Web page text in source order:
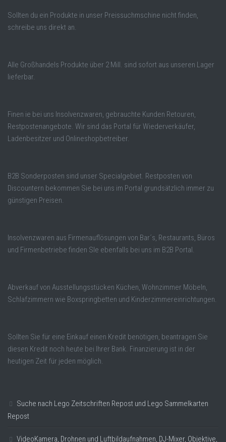
Sollten du ein Produkte in unser Preissuchmschine nicht finden,
schreibe uns direkt an.
Alle Großhandels Produkte über 2 Mill. sind sofort aus unseren Lager
lieferbar.
Finen ie bei uns Insolvenzwaren, gebrauchte Kunden Retouren,
Restpostenangebote. Wir sind das Portal für Wiederverkäufer,
Ladenbesitzer und Onlineshopbetreiber.
B2B Sonderposten sind unser Specialgebiet. Restposten von
Discountern bekommen Sie bei uns im Portal grundsätzlich immer zu
günstigen Preisen.
Insolvenzwaren aus Firmenauflösungen von Bar´s, Restaurants, Büros
und Firmenbetriebe finden SIe ebenfalls bei uns im B2B Portal.
Abverkauf von Ausstellungsstücken Küchen, Wohnzimmer Möbeln,
Schlafzimmern wie Boxspringbetten und Kinderzimmereinrichtungen.
Sollten Sie für eine Einkauf einen Kredit benötigen, beantragen Sie
diesen Kredit noch heute bei Ihrer Bank. Finanzierung ist in der
heutigen Zeit für jeden möglich.
Suche nach Lego Zeitschriften Repost und Lego Sammelkarten
Repost
VideoKamera, Drohnen und Luftbildaufnahmen, DJ-Mixer, Objektive,